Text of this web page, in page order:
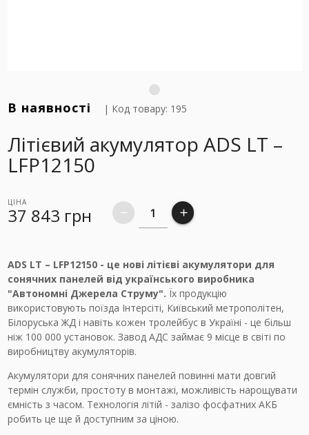
В наявності | Код товару: 195
Літієвий акумулятор ADS LT –
LFP12150
ЦІНА
37 843 грн remove add
ADS LT – LFP12150 - це нові літієві акумулятори для
сонячних панелей від українського виробника
"Автономні Джерела Струму". Їх продукцію
використовують поїзда Інтерсіті, Київський метрополітен,
Білоруська ЖД і навіть кожен тролейбус в Україні - це більш
ніж 100 000 установок. Завод АДС займає 9 місце в світі по
виробництву акумуляторів.
Акумулятори для сонячних панелей повинні мати довгий
термін служби, простоту в монтажі, можливість нарощувати
ємність з часом. Технологія літій - залізо фосфатних АКБ
робить це ще й доступним за ціною.